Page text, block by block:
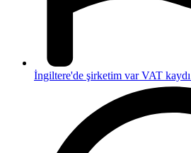
İngiltere'de şirketim var VAT kaydı